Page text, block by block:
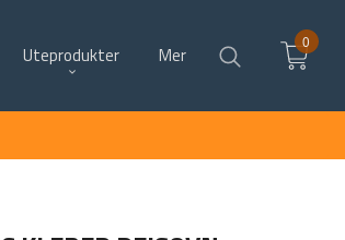
Uteprodukter Mer
0